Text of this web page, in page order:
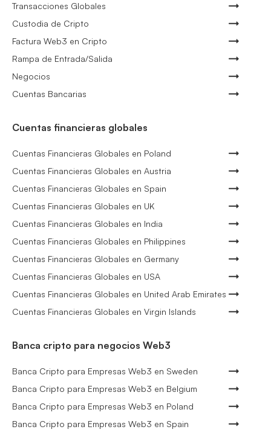
Transacciones Globales
Custodia de Cripto
Factura Web3 en Cripto
Rampa de Entrada/Salida
Negocios
Cuentas Bancarias
Cuentas financieras globales
Cuentas Financieras Globales en Poland
Cuentas Financieras Globales en Austria
Cuentas Financieras Globales en Spain
Cuentas Financieras Globales en UK
Cuentas Financieras Globales en India
Cuentas Financieras Globales en Philippines
Cuentas Financieras Globales en Germany
Cuentas Financieras Globales en USA
Cuentas Financieras Globales en United Arab Emirates
Cuentas Financieras Globales en Virgin Islands
Banca cripto para negocios Web3
Banca Cripto para Empresas Web3 en Sweden
Banca Cripto para Empresas Web3 en Belgium
Banca Cripto para Empresas Web3 en Poland
Banca Cripto para Empresas Web3 en Spain